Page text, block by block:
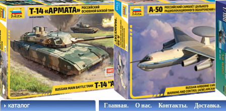
Главная. О нас. Контакты. Доставка.